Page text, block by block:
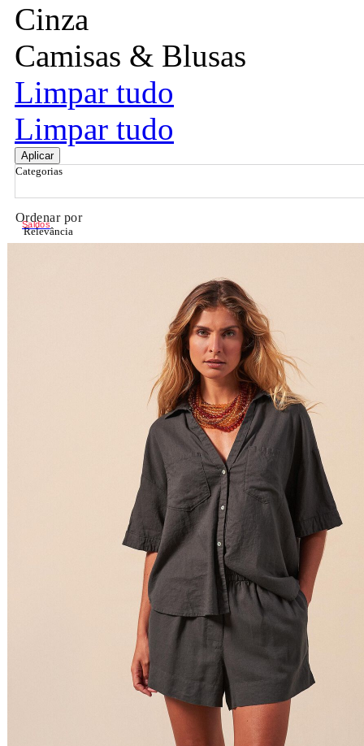
Cinza
Camisas & Blusas
Limpar tudo
Limpar tudo
Aplicar
Categorias
Ordenar por
Relevância
Nome do Produto Z - A
Saldos